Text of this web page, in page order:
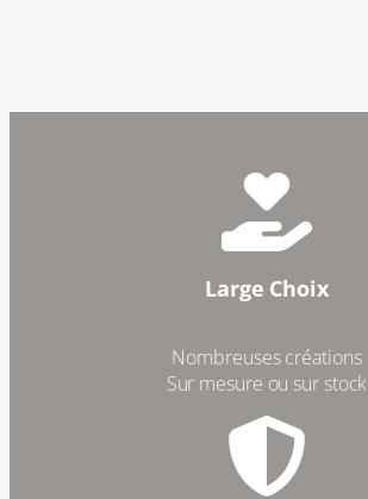
Large Choix
Nombreuses créations
Sur mesure ou sur stock